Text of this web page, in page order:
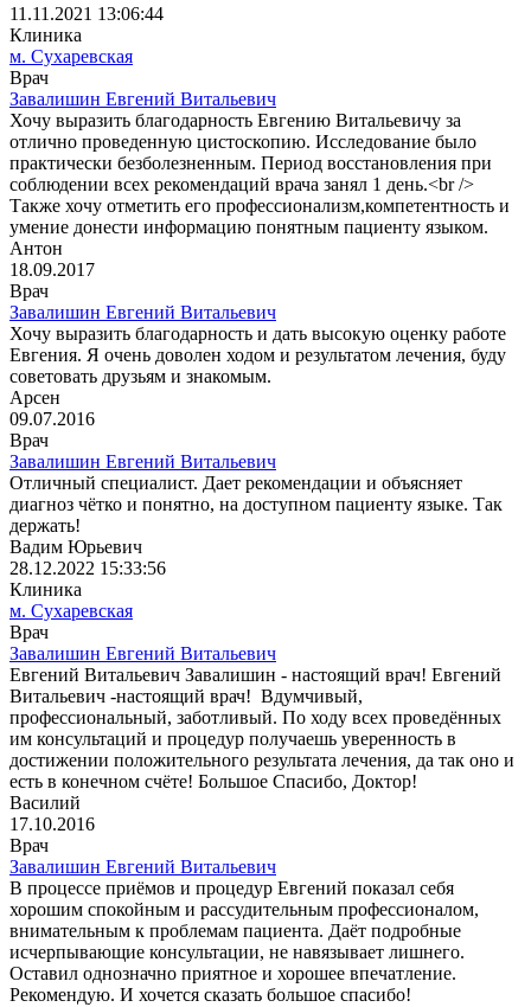
11.11.2021 13:06:44
Клиника
м. Сухаревская
Врач
Завалишин Евгений Витальевич
Хочу выразить благодарность Евгению Витальевичу за
отлично проведенную цистоскопию. Исследование было
практически безболезненным. Период восстановления при
соблюдении всех рекомендаций врача занял 1 день.<br />
Также хочу отметить его профессионализм,компетентность и
умение донести информацию понятным пациенту языком.
Антон
18.09.2017
Врач
Завалишин Евгений Витальевич
Хочу выразить благодарность и дать высокую оценку работе
Евгения. Я очень доволен ходом и результатом лечения, буду
советовать друзьям и знакомым.
Арсен
09.07.2016
Врач
Завалишин Евгений Витальевич
Отличный специалист. Дает рекомендации и объясняет
диагноз чётко и понятно, на доступном пациенту языке. Так
держать!
Вадим Юрьевич
28.12.2022 15:33:56
Клиника
м. Сухаревская
Врач
Завалишин Евгений Витальевич
Евгений Витальевич Завалишин - настоящий врач! Евгений
Витальевич -настоящий врач! Вдумчивый,
профессиональный, заботливый. По ходу всех проведённых
им консультаций и процедур получаешь уверенность в
достижении положительного результата лечения, да так оно и
есть в конечном счёте! Большое Спасибо, Доктор!
Василий
17.10.2016
Врач
Завалишин Евгений Витальевич
В процессе приёмов и процедур Евгений показал себя
хорошим спокойным и рассудительным профессионалом,
внимательным к проблемам пациента. Даёт подробные
исчерпывающие консультации, не навязывает лишнего.
Оставил однозначно приятное и хорошее впечатление.
Рекомендую. И хочется сказать большое спасибо!